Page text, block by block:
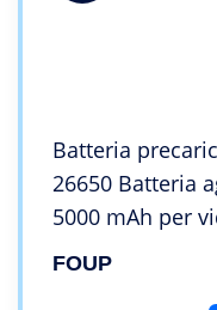
Batteria
26650 Batteria
5000 mAh per
telecomando a
FOUP